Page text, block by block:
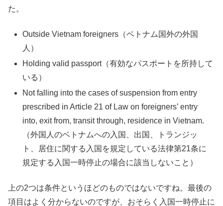
た。
Outside Vietnam foreigners（ベトナム国外の外国
人）
Holding valid passport（有効なパスポートを所持して
いる）
Not falling into the cases of suspension from entry
prescribed in Article 21 of Law on foreigners’ entry
into, exit from, transit through, residence in Vietnam.
（外国人のベトナムへの入国、出国、トランジッ
ト、居住に関する入国を規定している法律第21条に
規定する入国一時停止の場合に該当しないこと）
上の2つは条件というほどのものではないですね。最後の
項目はよく分からないのですが、おそらく入国一時停止に